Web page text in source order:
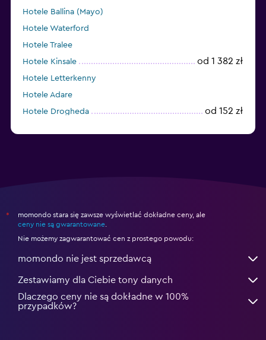
Hotele Ballina (Mayo)
Hotele Waterford
Hotele Tralee
Hotele Kinsale
od 1 382 zł
Hotele Letterkenny
Hotele Adare
Hotele Drogheda
od 152 zł
*
momondo stara się zawsze wyświetlać dokładne ceny, ale
ceny nie są gwarantowane
Nie możemy zagwarantować cen z prostego powodu:
momondo nie jest sprzedawcą
Zestawiamy dla Ciebie tony danych
Dlaczego ceny nie są dokładne w 100%
przypadków?